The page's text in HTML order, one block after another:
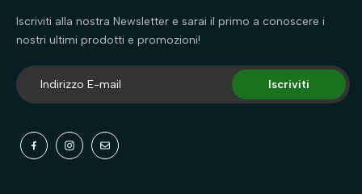
Iscriviti alla nostra Newsletter e sarai il primo a conoscere i
nostri ultimi prodotti e promozioni!
Iscriviti